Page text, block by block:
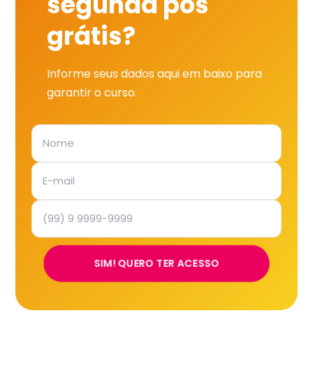
grátis?
Informe seus dados aqui em baixo para
garantir o curso.
SIM! QUERO TER ACESSO